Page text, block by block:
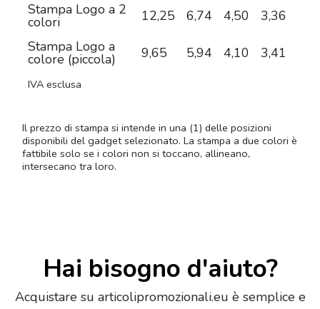
Stampa Logo a 2
colori 12,25 6,74 4,50 3,36
Stampa Logo a
colore (piccola) 9,65 5,94 4,10 3,41
IVA esclusa
Il prezzo di stampa si intende in una (1) delle posizioni
disponibili del gadget selezionato. La stampa a due colori è
fattibile solo se i colori non si toccano, allineano,
intersecano tra loro.
Hai bisogno d'aiuto?
Acquistare su articolipromozionali.eu è semplice e